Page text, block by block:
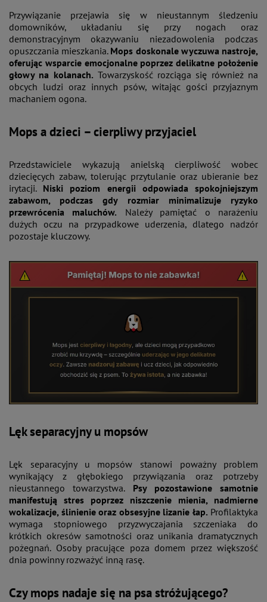
Przywiązanie przejawia się w nieustannym śledzeniu
domowników, układaniu się przy nogach oraz
demonstracyjnym okazywaniu niezadowolenia podczas
opuszczania mieszkania. Mops doskonale wyczuwa nastroje,
oferując wsparcie emocjonalne poprzez delikatne położenie
głowy na kolanach. Towarzyskość rozciąga się również na
obcych ludzi oraz innych psów, witając gości przyjaznym
machaniem ogona.
Mops a dzieci – cierpliwy przyjaciel
Przedstawiciele wykazują anielską cierpliwość wobec
dziecięcych zabaw, tolerując przytulanie oraz ubieranie bez
irytacji. Niski poziom energii odpowiada spokojniejszym
zabawom, podczas gdy rozmiar minimalizuje ryzyko
przewrócenia maluchów. Należy pamiętać o narażeniu
dużych oczu na przypadkowe uderzenia, dlatego nadzór
pozostaje kluczowy.
Lęk separacyjny u mopsów
Lęk separacyjny u mopsów stanowi poważny problem
wynikający z głębokiego przywiązania oraz potrzeby
nieustannego towarzystwa. Psy pozostawione samotnie
manifestują stres poprzez niszczenie mienia, nadmierne
wokalizacje, ślinienie oraz obsesyjne lizanie łap. Profilaktyka
wymaga stopniowego przyzwyczajania szczeniaka do
krótkich okresów samotności oraz unikania dramatycznych
pożegnań. Osoby pracujące poza domem przez większość
dnia powinny rozważyć inną rasę.
Czy mops nadaje się na psa stróżującego?